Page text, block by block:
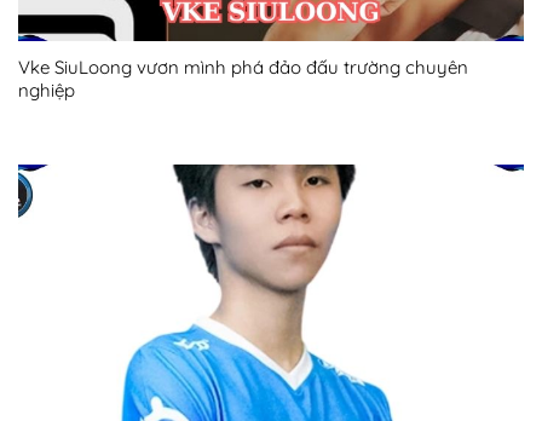
Vke SiuLoong vươn mình phá đảo đấu trường chuyên
nghiệp